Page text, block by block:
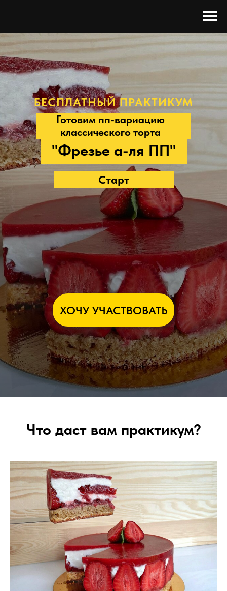
БЕСПЛАТНЫЙ ПРАКТИКУМ
"Фрезье а-ля ПП"
Старт
Готовим пп-вариацию
классического торта
ХОЧУ УЧАСТВОВАТЬ
Что даст вам практикум?